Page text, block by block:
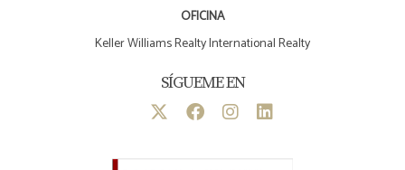
OFICINA
Keller Williams Realty International Realty
SÍGUEME EN